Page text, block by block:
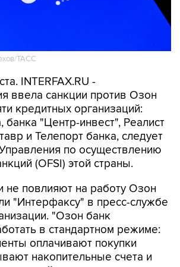
ТАСС
INTERFAX.RU -
ввела санкции против Озон
кредитных организаций:
банка "Центр-инвест", Реалист
и Телепорт банка, следует
по осуществлению
(OFSI) этой страны.
не повлияют на работу Озон
"Интерфаксу" в пресс-службе
"Озон банк
в стандартном режиме:
оплачивают покупки
накопительные счета и